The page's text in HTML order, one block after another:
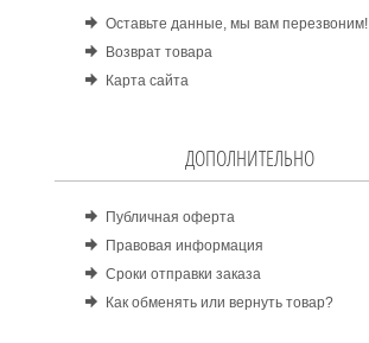
Оставьте данные, мы вам перезвоним!
Возврат товара
Карта сайта
ДОПОЛНИТЕЛЬНО
Публичная оферта
Правовая информация
Сроки отправки заказа
Как обменять или вернуть товар?